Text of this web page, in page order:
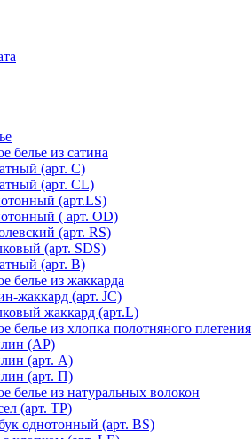
белье из сатина
(арт. С)
(арт. СL)
(арт.LS)
( арт. OD)
(арт. RS)
(арт. SDS)
(арт. В)
белье из жаккарда
жаккард (арт. JC)
жаккард (арт.L)
белье из хлопка полотняного плетения
(AP)
(арт. А)
(арт. П)
белье из натуральных волокон
(арт. ТР)
однотонный (арт. BS)